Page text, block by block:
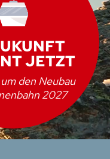
JETZT
den Neubau
2027